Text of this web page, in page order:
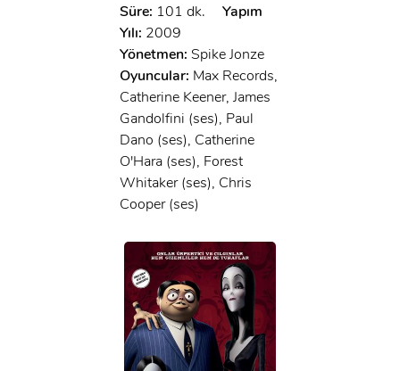
Süre: 101 dk.
Yapım
Yılı: 2009
Yönetmen: Spike Jonze
Oyuncular: Max Records,
Catherine Keener, James
Gandolfini (ses), Paul
Dano (ses), Catherine
O'Hara (ses), Forest
Whitaker (ses), Chris
Cooper (ses)